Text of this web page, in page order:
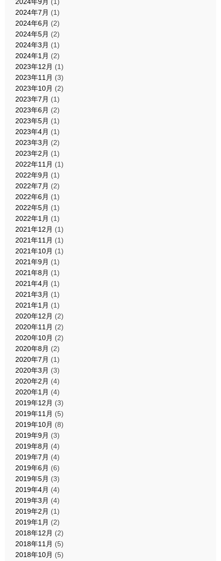
2024年7月 (1)
2024年6月 (2)
2024年5月 (2)
2024年3月 (1)
2024年1月 (2)
2023年12月 (1)
2023年11月 (3)
2023年10月 (2)
2023年7月 (1)
2023年6月 (2)
2023年5月 (1)
2023年4月 (1)
2023年3月 (2)
2023年2月 (1)
2022年11月 (1)
2022年9月 (1)
2022年7月 (2)
2022年6月 (1)
2022年5月 (1)
2022年1月 (1)
2021年12月 (1)
2021年11月 (1)
2021年10月 (1)
2021年9月 (1)
2021年8月 (1)
2021年4月 (1)
2021年3月 (1)
2021年1月 (1)
2020年12月 (2)
2020年11月 (2)
2020年10月 (2)
2020年8月 (2)
2020年7月 (1)
2020年3月 (3)
2020年2月 (4)
2020年1月 (4)
2019年12月 (3)
2019年11月 (5)
2019年10月 (8)
2019年9月 (3)
2019年8月 (4)
2019年7月 (4)
2019年6月 (6)
2019年5月 (3)
2019年4月 (4)
2019年3月 (4)
2019年2月 (1)
2019年1月 (2)
2018年12月 (2)
2018年11月 (5)
2018年10月 (5)